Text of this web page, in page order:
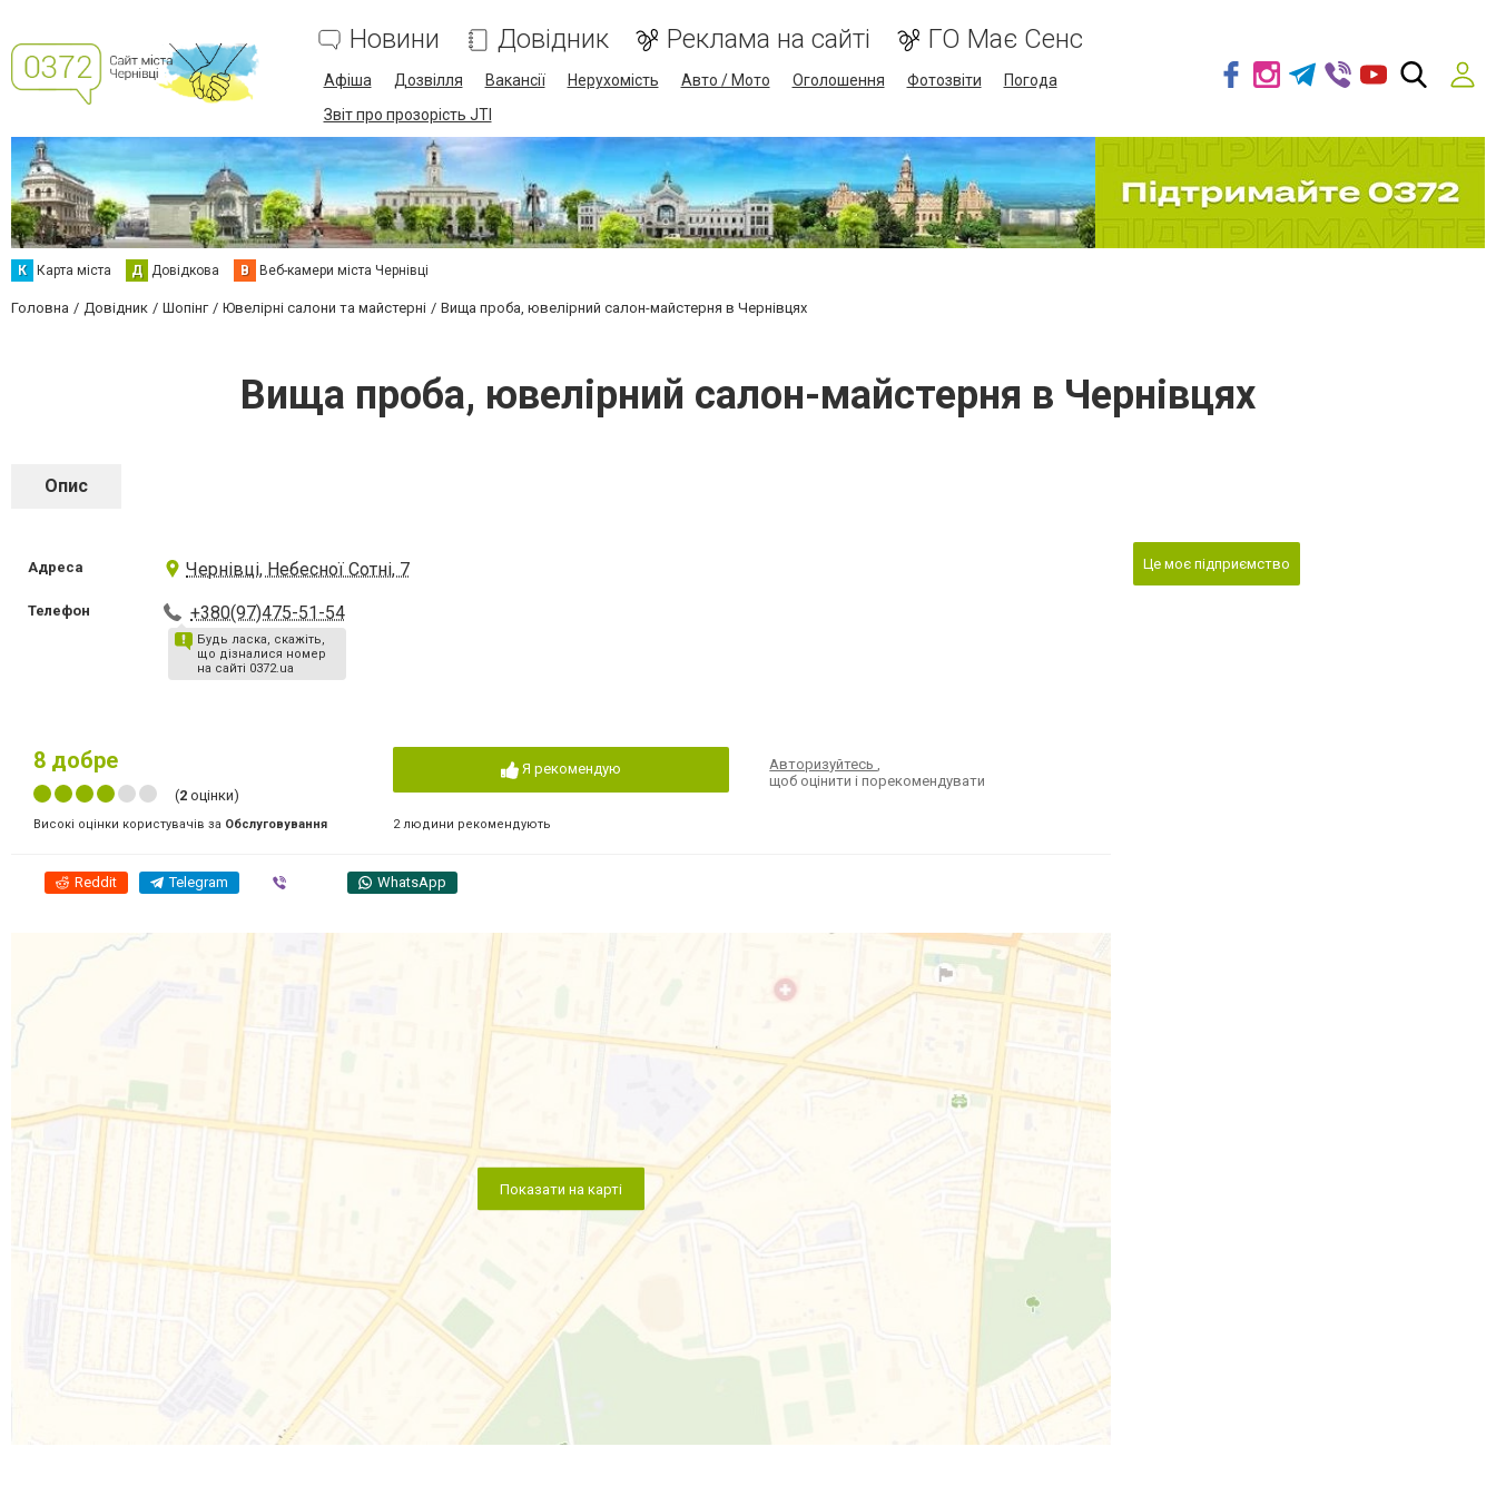
Новини Довідник Реклама на сайті ГО Має Сенс
Афіша Дозвілля Вакансії Нерухомість Авто / Мото Оголошення Фотозвіти
Погода
Звіт про прозорість JTI
К Карта міста Д Довідкова В Веб-камери міста Чернівці
Головна Довідник Шопінг Ювелірні салони та майстерні Вища проба, ювелірний салон-майстерня в Чернівцях
Вища проба, ювелірний салон-майстерня в Чернівцях
Опис
Адреса Чернівці, Небесної Сотні, 7
Телефон +380(97)475-51-54
Будь ласка, скажіть,
що дізналися номер
на сайті 0372.ua
8 добре
(2 оцінки)
Високі оцінки користувачів за Обслуговування
Я рекомендую
2 людини рекомендують
Авторизуйтесь,
щоб оцінити і порекомендувати
Reddit Telegram WhatsApp
Показати на карті
Це моє підприємство